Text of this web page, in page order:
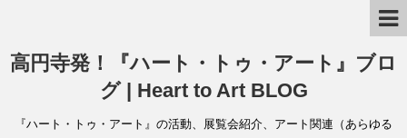
高円寺発！『ハート・トゥ・アート』ブロ
グ | Heart to Art BLOG
『ハート・トゥ・アート』の活動、展覧会紹介、アート関連（あらゆる